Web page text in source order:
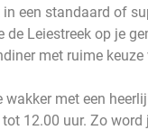
een standaard of
de Leiestreek op je
met ruime
met een
12.00 uur. Zo